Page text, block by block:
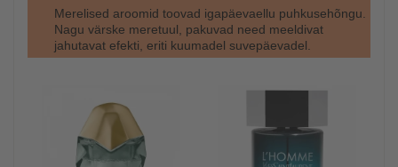
Merelised aroomid toovad igapäevaellu puhkusehõngu.
Nagu värske meretuul, pakuvad need meeldivat
jahutavat efekti, eriti kuumadel suvepäevadel.